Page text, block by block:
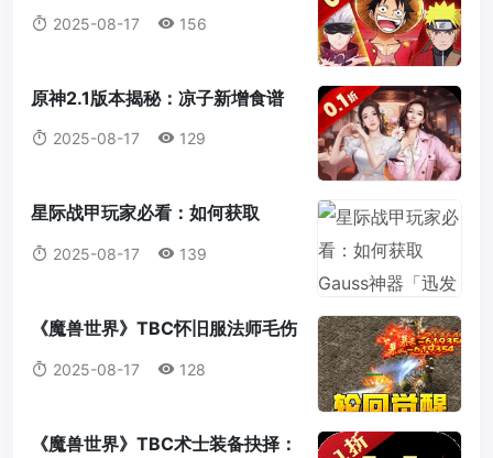
来袭：天赋点系统全解析，打造属
于你的最强冒险者！
2025-08-17 156
原神2.1版本揭秘：凉子新增食谱
与隐藏料理全解析
2025-08-17 129
星际战甲玩家必看：如何获取
Gauss神器「迅发电浆炮」蓝图？
2025-08-17 139
《魔兽世界》TBC怀旧服法师毛伤
害全攻略：操作，意识与装备的完
美结合
2025-08-17 128
《魔兽世界》TBC术士装备抉择：